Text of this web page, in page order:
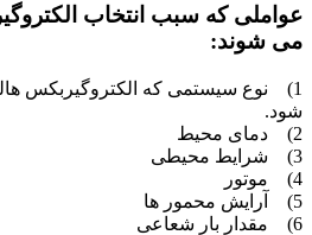
عواملی که سبب انتخاب
می شوند:
1) نوع سیستمی که الکتروگیربکس
شود.
2) دمای محیط
3) شرایط محیطی
4) موتور
5) آرایش محمور ها
6) مقدار بار شعاعی